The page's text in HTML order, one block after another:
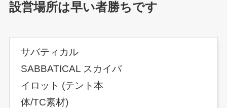
設営場所は早い者勝ちです
サバティカル
SABBATICAL スカイパ
イロット (テント本
体/TC素材)